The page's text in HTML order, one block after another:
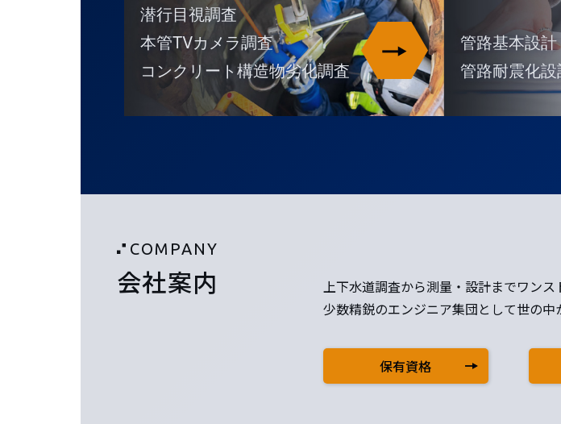
潜行目視調査
本管TVカメラ調査
コンクリート構造物劣化調査
管路基本設計
管路耐震化設
COMPANY
会社案内
上下水道調査から測量・設計までワンス
少数精鋭のエンジニア集団として世の中
保有資格